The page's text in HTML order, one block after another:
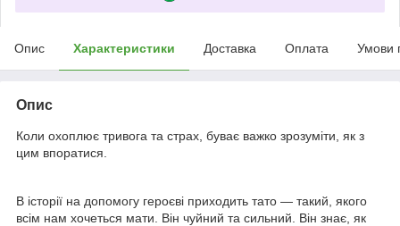
Опис Характеристики Доставка Оплата Умови
Опис
Коли охоплює тривога та страх, буває важко зрозуміти, як з
цим впоратися.
В історії на допомогу героєві приходить тато — такий, якого
всім нам хочеться мати. Він чуйний та сильний. Він знає, як